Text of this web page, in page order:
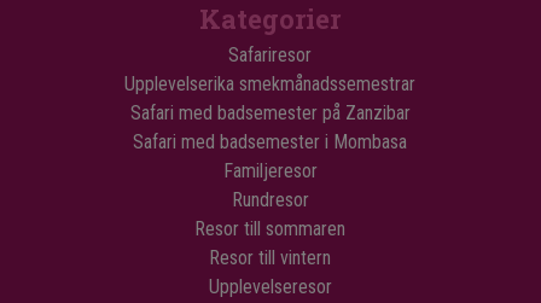
Kategorier
Safariresor
Upplevelserika smekmånadssemestrar
Safari med badsemester på Zanzibar
Safari med badsemester i Mombasa
Familjeresor
Rundresor
Resor till sommaren
Resor till vintern
Upplevelseresor